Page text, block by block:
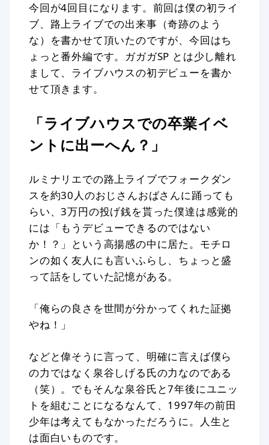
今回が4回目になります。前回は僕の初ライ
ブ、路上ライブでの出来事（奇跡のよう
な）を書かせて頂いたのですが、今回はち
ょっと番外編です。ガガガSP とは少し離れ
まして、ライブハウスの初デビューを書か
せて頂きます。
「ライブハウスでの卒業イベ
ントに出ーへん？」
ルミナリエでの路上ライブでフォークダン
スを約30人のおじさんおばさんに踊っても
らい、3万円の投げ銭を貰った僕達は感覚的
には「もうデビューできるのではない
か！？」という高揚感の中に居た。モチロ
ンの如く友人にも言いふらし、ちょっと盛
って話をしていた記憶がある。
「俺らの良さを世間が分かってくれた証拠
やね！」
などと偉そうに言って、明確に言えば僕ら
の力ではなく泉谷しげる氏の力なのである
（笑）。でもそんな泉谷氏と7年後にユニッ
トを組むことになるなんて、1997年の前田
少年は考えてもなかっただろうに。人生と
は面白いものです。